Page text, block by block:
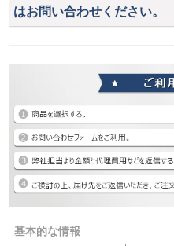
はお問い合わせください。
基本的な情報